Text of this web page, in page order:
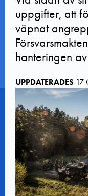
uppgifter, att
väpnat
hanteringen
UPPDATERADES 17